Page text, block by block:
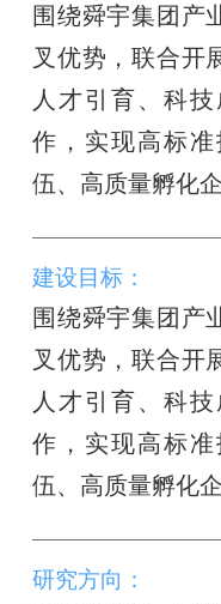
围绕舜宇集团产
叉优势，联合开
人才引育、科
作，实现高标
伍、高质量孵化
建设目标：
围绕舜宇集团产
叉优势，联合开
人才引育、科
作，实现高标
伍、高质量孵化
研究方向：